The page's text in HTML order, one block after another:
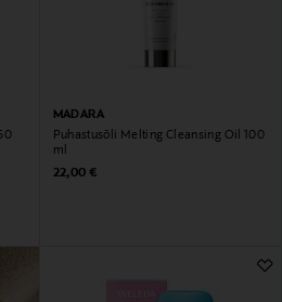
MADARA
Puhastusõli Melting Cleansing Oil 100
ml
Original Price
22,00 €